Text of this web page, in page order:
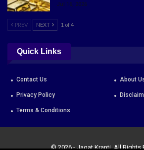
Jul 16, 2026
PREV NEXT 1 of 4
Quick Links
Contact Us About
Privacy Policy
Terms & Conditions
© 2026 - Jagat Kranti. All Rights